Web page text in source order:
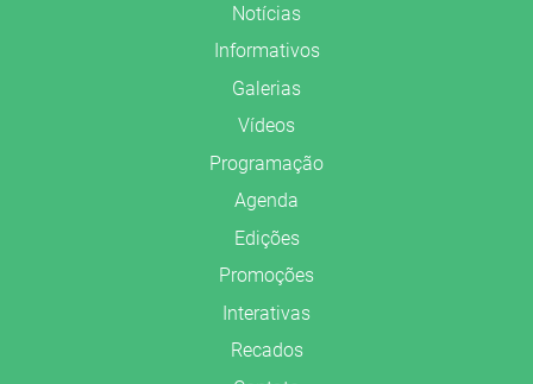
Notícias
Informativos
Galerias
Vídeos
Programação
Agenda
Edições
Promoções
Interativas
Recados